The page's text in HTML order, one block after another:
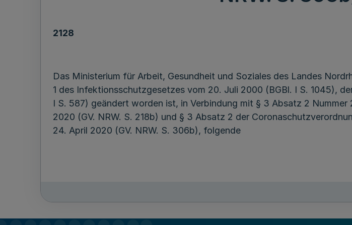
2128
Das Ministerium für Arbeit, Gesundheit und Soziales des Landes
1 des Infektionsschutzgesetzes vom 20. Juli 2000 (BGBl. I S. 1045),
I S. 587) geändert worden ist, in Verbindung mit § 3 Absatz 2
2020 (GV. NRW. S. 218b) und § 3 Absatz 2 der
24. April 2020 (GV. NRW. S. 306b), folgende